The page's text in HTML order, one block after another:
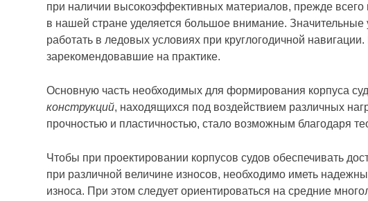
при наличии высокоэффективных материалов, прежде всего
в нашей стране уделяется большое внимание. Значительные
работать в ледовых условиях при круглогодичной
зарекомендовавшие на практике.
Основную часть необходимых для формирования корпуса
конструкций, находящихся под воздействием различных
прочностью и пластичностью, стало возможным благодаря
Чтобы при проектировании корпусов судов обеспечивать
при различной величине износов, необходимо иметь
износа. При этом следует ориентироваться на средние